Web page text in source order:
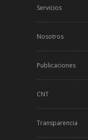
Servicios
Nosotros
Publicaciones
CNT
Transparencia